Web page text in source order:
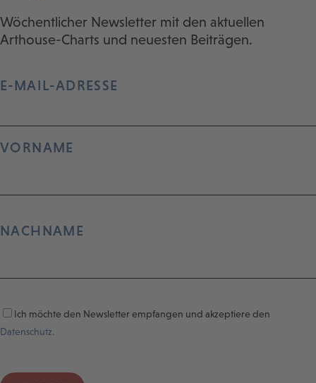
Wöchentlicher Newsletter mit den aktuellen
Arthouse-Charts und neuesten Beiträgen.
E-MAIL-ADRESSE
VORNAME
NACHNAME
Ich möchte den Newsletter empfangen und akzeptiere den
Datenschutz.